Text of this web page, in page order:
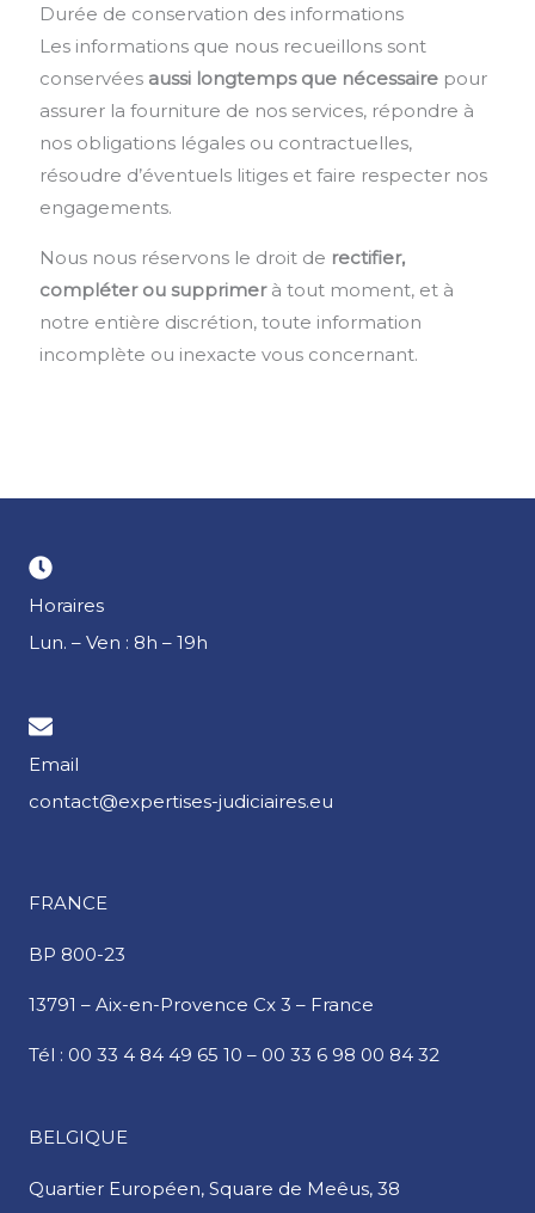
Durée de conservation des informations
Les informations que nous recueillons sont
conservées aussi longtemps que nécessaire pour
assurer la fourniture de nos services, répondre à
nos obligations légales ou contractuelles,
résoudre d’éventuels litiges et faire respecter nos
engagements.
Nous nous réservons le droit de rectifier,
compléter ou supprimerà tout moment, et à
notre entière discrétion, toute information
incomplète ou inexacte vous concernant.
Horaires
Lun. – Ven : 8h – 19h
Email
contact@expertises-judiciaires.eu
FRANCE
BP 800-23
13791 – Aix-en-Provence Cx 3 – France
Tél : 00 33 4 84 49 65 10 – 00 33 6 98 00 84 32
BELGIQUE
Quartier Européen, Square de Meêus, 38